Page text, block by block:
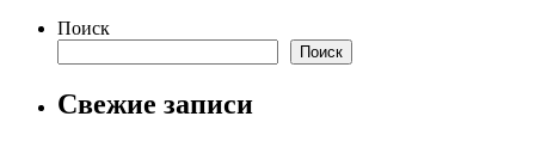
Поиск
Поиск
Свежие записи